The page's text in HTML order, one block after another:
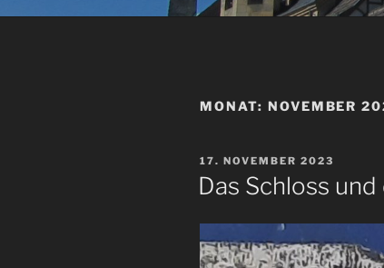
MONAT: NOVEMBER
VERÖFFENTLICHT
AM
17. NOVEMBER 2023
Das Schloss